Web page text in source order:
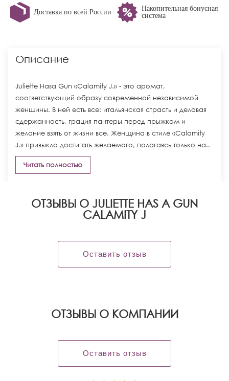
Доставка по всей России
Накопительная бонусная
система
Описание
Juliette Hasa Gun «Calamity J.» - это аромат,
соответствующий образу современной независимой
женщины. В ней есть все: итальянская страсть и деловая
сдержанность, грация пантеры перед прыжком и
желание взять от жизни все. Женщина в стиле «Calamity
J.» привыкла достигать желаемого, полагаясь только на..
Читать полностью
ОТЗЫВЫ О JULIETTE HAS A GUN
CALAMITY J
Оставить отзыв
OТЗЫВЫ О КОМПАНИИ
Оставить отзыв